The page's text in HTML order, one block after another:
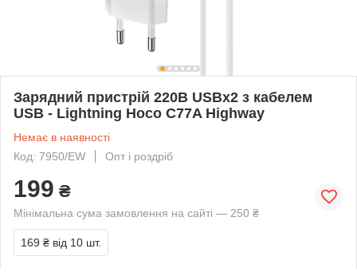
Зарядний пристрій 220В USBx2 з кабелем
USB - Lightning Hoco C77A Highway
Немає в наявності
Код: 7950/EW
Опт і роздріб
199 ₴
Мінімальна сума замовлення на сайті — 250 ₴
169 ₴ від 10 шт.